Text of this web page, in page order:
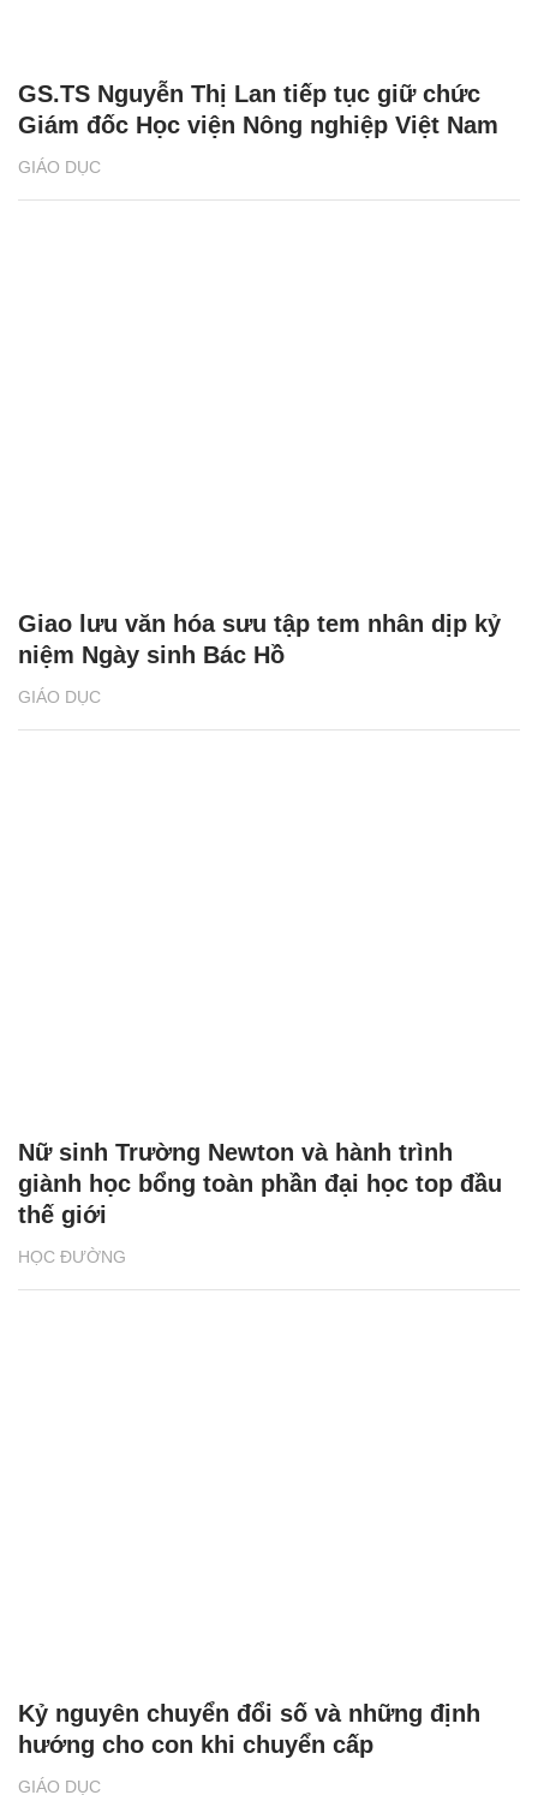
GIÁO DỤC
GS.TS Nguyễn Thị Lan tiếp tục giữ chức
Giám đốc Học viện Nông nghiệp Việt Nam
GIÁO DỤC
Giao lưu văn hóa sưu tập tem nhân dịp kỷ
niệm Ngày sinh Bác Hồ
HỌC ĐƯỜNG
Nữ sinh Trường Newton và hành trình
giành học bổng toàn phần đại học top đầu
thế giới
GIÁO DỤC
Kỷ nguyên chuyển đổi số và những định
hướng cho con khi chuyển cấp